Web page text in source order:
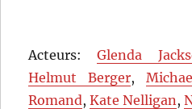
Acteurs:Glenda
Helmut Berger,
Romand,Kate Nelligan ,